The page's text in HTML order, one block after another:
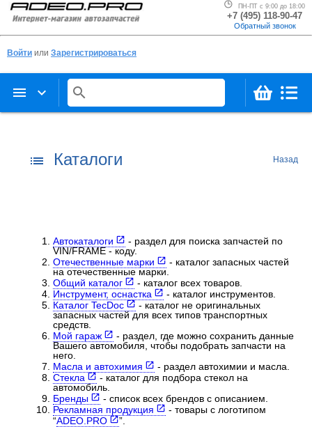
ПН-ПТ с 9:00 до 18:00
+7 (495) 118-90-47
Обратный звонок
Войти или Зарегистрироваться
menu keyboard_arrow_down search
list Каталоги Назад
Автокаталоги
- раздел для поиска запчастей по
VIN/FRAME - коду.
Отечественные марки
- каталог запасных частей
на отечественные марки.
Общий каталог
- каталог всех товаров.
Инструмент, оснастка
- каталог инструментов.
Каталог TecDoc
- каталог не оригинальных
запасных частей для всех типов транспортных
средств.
Мой гараж
- раздел, где можно сохранить данные
Вашего автомобиля, чтобы подобрать запчасти на
него.
Масла и автохимия
- раздел автохимии и масла.
Стекла
- каталог для подбора стекол на
автомобиль.
Бренды
- список всех брендов с описанием.
Рекламная продукция
- товары с логотипом
“ADEO.PRO ”.